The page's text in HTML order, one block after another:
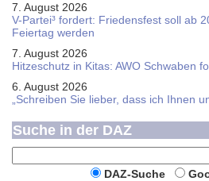
7. August 2026
V-Partei­³ fordert: Friedens­fest soll ab
Feier­tag werden
7. August 2026
Hitzeschutz in Kitas: AWO Schwaben
6. August 2026
„Schreiben Sie lieber, dass ich Ihnen
Suche in der DAZ
DAZ-Suche